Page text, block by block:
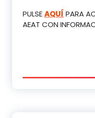
PULSEAQUÍ PARA
AEAT CON